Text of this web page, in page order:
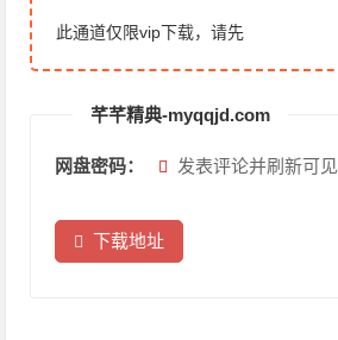
此通道仅限vip下载，请先
芊芊精典-myqqjd.com
网盘密码： 发表评论并刷新可见
下载地址